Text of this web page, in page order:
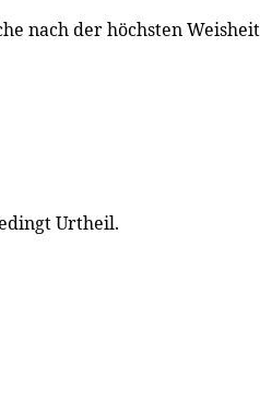
nach der höchsten
Urtheil.